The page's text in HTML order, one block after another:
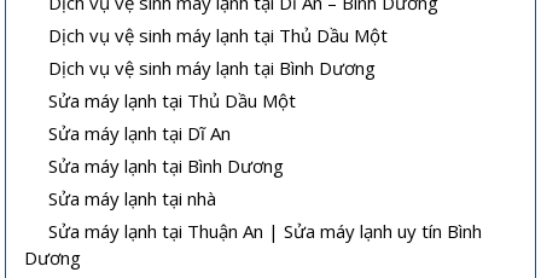
Dịch vụ vệ sinh máy lạnh tại Thủ Dầu Một
Dịch vụ vệ sinh máy lạnh tại Bình Dương
Sửa máy lạnh tại Thủ Dầu Một
Sửa máy lạnh tại Dĩ An
Sửa máy lạnh tại Bình Dương
Sửa máy lạnh tại nhà
Sửa máy lạnh tại Thuận An | Sửa máy lạnh uy tín Bình
Dương